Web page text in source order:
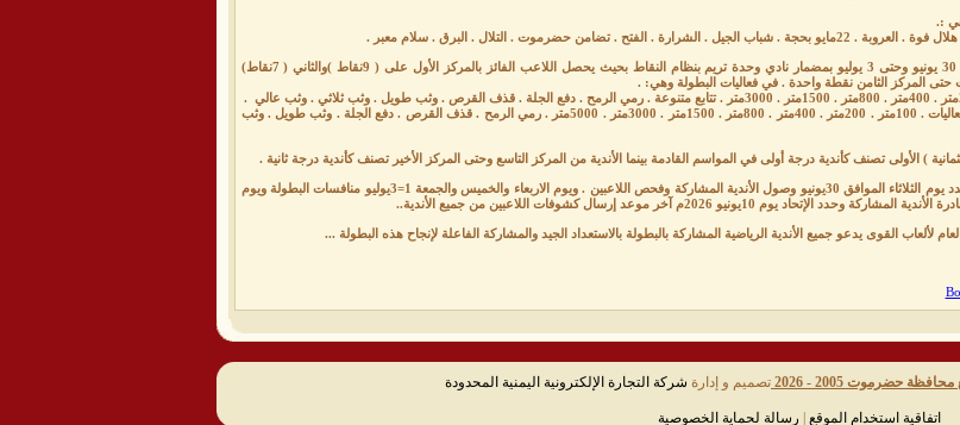
. الفتح . تضامن حضرموت . التلال . البرق . سلام معبر .
تقام البطولة خلال الفترة 30 يونيو وحتى 3 يوليو بمضمار نادي وحدة تريم بنظام النقاط بحيث يحصل اللاعب الفائز بالمركز الأول على ( 9نقاط )والثاني ( 7نقاط)
أما فئة الشباب تتضمن الفعاليات . 100متر . 200متر . 400متر . 800متر . 1500متر . 3000متر . 5000متر . رمي الرمح . قذف القرص . دفع الجلة . وثب طويل . وثب
الثمانية ) الأولى تصنف كأندية درجة أولى في المواسم القادمة بينما الأندية من المركز التاسع وحتى المركز الأخير تصنف كأندية درجة ثانية .
الجدير بالذكر إن الإتحاد حدد يوم الثلاثاء الموافق 30يونيو وصول الأندية المشاركة وفحص اللاعبين . ويوم الاربعاء والخميس والجمعة 1=3يوليو منافسات البطولة ويوم
لألعاب القوى يدعو جميع الأندية الرياضية المشاركة بالبطولة بالاستعداد الجيد والمشاركة الفاعلة لإنجاح هذه البطولة ...
حضرموت 2005 - 2026 تصميم و إدارة شركة التجارة الإلكترونية اليمنية المحدودة
اتفاقية استخدام الموقع رسالة لحماية الخصوصية